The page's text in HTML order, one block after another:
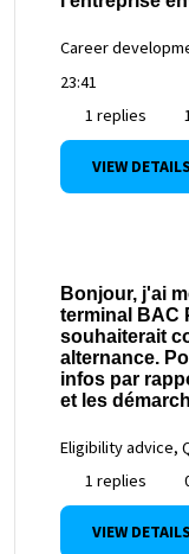
Career
23:41
1 replies
VIEW DETAILS
Bonjour, j'ai
terminal BAC
souhaiterait
alternance.
infos par
et les
Eligibility advice,
1 replies
VIEW DETAILS